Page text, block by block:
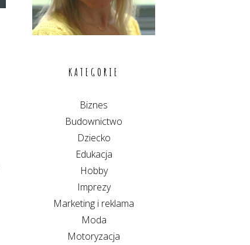
KATEGORIE
Biznes
Budownictwo
Dziecko
Edukacja
Hobby
Imprezy
Marketing i reklama
Moda
Motoryzacja